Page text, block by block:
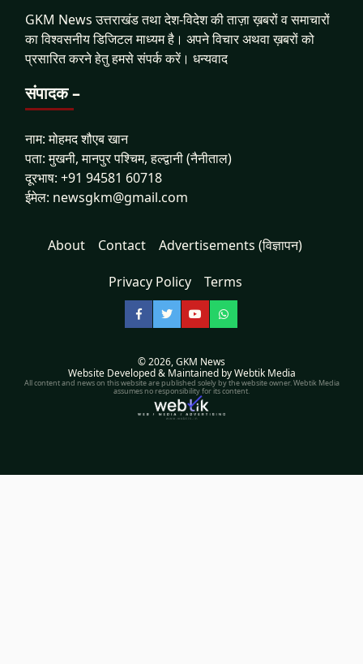
GKM News उत्तराखंड तथा देश-विदेश की ताज़ा ख़बरों व समाचारों
का विश्वसनीय डिजिटल माध्यम है। अपने विचार अथवा ख़बरों को
प्रसारित करने हेतु हमसे संपर्क करें। धन्यवाद
संपादक –
नाम: मोहमद शौएब खान
पता: मुखनी, मानपुर पश्चिम, हल्द्वानी (नैनीताल)
दूरभाष: +91 94581 60718
ईमेल: newsgkm@gmail.com
About Contact Advertisements (विज्ञापन)
Privacy Policy Terms
Facebook
TwitterYouTubeWhatsApp
© 2026,GKM News
Website Developed & Maintained by Webtik Media
All content and news on this website are published solely by the website owner. Webtik Media
assumes no responsibility for its content.